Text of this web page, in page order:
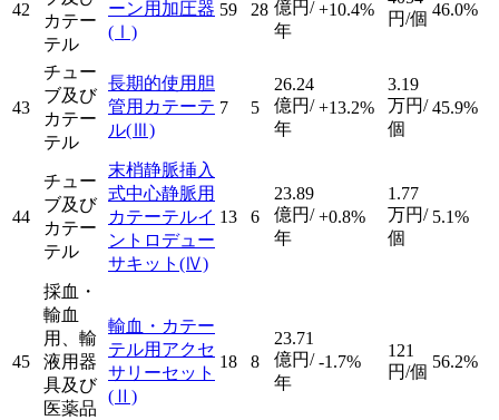
42
カテー
テル
ーン用加圧器
(Ⅰ)
59 28 億円/
年
+10.4%
円/個 46.0%
43
チュー
ブ及び
カテー
テル
長期的使用胆
管用カテーテ
ル(Ⅲ)
7 5
26.24
億円/
年
+13.2%
3.19
万円/
個
45.9%
44
チュー
ブ及び
カテー
テル
末梢静脈挿入
式中心静脈用
カテーテルイ
ントロデュー
サキット (Ⅳ)
13 6
23.89
億円/
年
+0.8%
1.77
万円/
個
5.1%
45
採血・
輸血
用、輸
液用器
具及び
医薬品
輸血・カテー
テル用アクセ
サリーセット
(Ⅱ)
18 8
23.71
億円/
年
-1.7%
121
円/個
56.2%